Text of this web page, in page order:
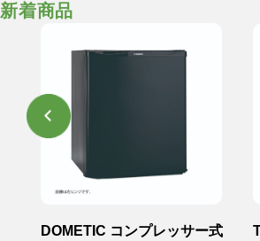
新着商品
DOMETIC コンプレッサー式